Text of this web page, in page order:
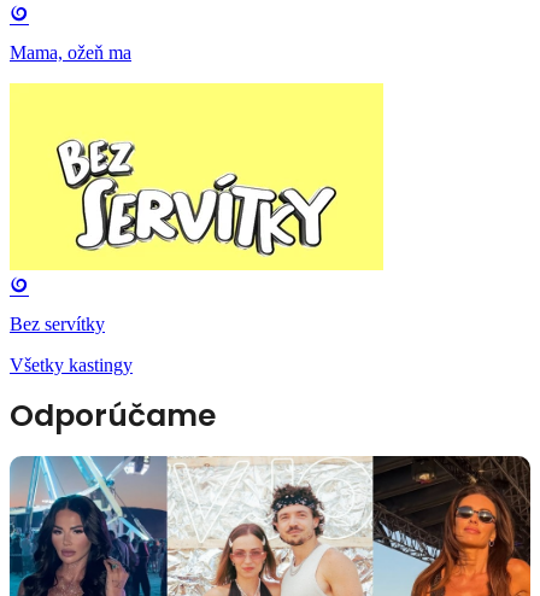
Mama, ožeň ma
Bez servítky
Všetky kastingy
Odporúčame